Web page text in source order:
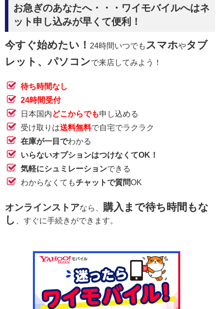
お急ぎのあなたへ・・・ワイモバイルへはネ
ット申し込みが早くて便利！
今すぐ始めたい！ 24時間いつでもスマホやタブ
レット、パソコンで来店してみよう！
待ち時間なし
24時間受付
日本国内どこからでも申し込める
受け取りは送料無料で自宅でラクラク
在庫が一目でわかる
いらないオプションはつけなくてOK！
気軽にシュミレーションできる
わからなくてもチャットで質問OK
オンラインストアなら、 購入まで待ち時間もな
し
、すぐに手続きができます。